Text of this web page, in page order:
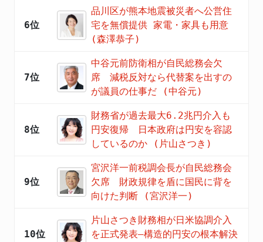
6位
品川区が熊本地震被災者へ公営住
宅を無償提供 家電・家具も用意
(森澤恭子)
7位
中谷元前防衛相が自民総務会欠
席 減税反対なら代替案を出すの
が議員の仕事だ (中谷元)
8位
財務省が過去最大6.2兆円介入も
円安復帰 日本政府は円安を容認
しているのか (片山さつき)
9位
宮沢洋一前税調会長が自民総務会
欠席 財政規律を盾に国民に背を
向けた判断 (宮沢洋一)
10位
片山さつき財務相が日米協調介入
を正式発表―構造的円安の根本解決